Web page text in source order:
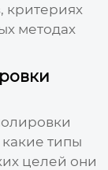
критериях
методах
типы
целей они